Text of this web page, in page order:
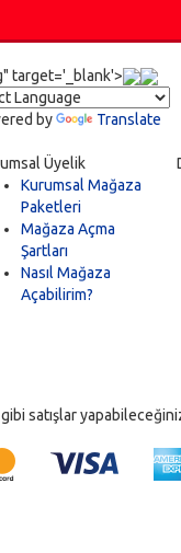
target='_blank'>
by Translate
Üyelik
Kurumsal Mağaza
Paketleri
Mağaza Açma
Şartları
Nasıl Mağaza
Açabilirim?
satışlar